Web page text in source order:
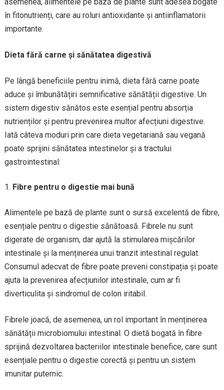
în fitonutrienți, care au roluri antioxidante și antiinflamatorii
importante.
Dieta fără carne și sănătatea digestivă
Pe lângă beneficiile pentru inimă, dieta fără carne poate
aduce și îmbunătățiri semnificative sănătății digestive. Un
sistem digestiv sănătos este esențial pentru absorția
nutrienților și pentru prevenirea multor afecțiuni digestive.
Iată câteva moduri prin care dieta vegetariană sau vegană
poate sprijini sănătatea intestinelor și a tractului
gastrointestinal:
Fibre pentru o digestie mai bună
Alimentele pe bază de plante sunt o sursă excelentă de fibre,
esențiale pentru o digestie sănătoasă. Fibrele nu sunt
digerate de organism, dar ajută la stimularea mișcărilor
intestinale și la menținerea unui tranzit intestinal regulat.
Consumul adecvat de fibre poate preveni constipația și poate
ajuta la prevenirea afecțiunilor intestinale, cum ar fi
diverticulita și sindromul de colon iritabil.
Fibrele joacă, de asemenea, un rol important în menținerea
sănătății microbiomului intestinal. O dietă bogată în fibre
sprijină dezvoltarea bacteriilor intestinale benefice, care sunt
esențiale pentru o digestie corectă și pentru un sistem
imunitar puternic.